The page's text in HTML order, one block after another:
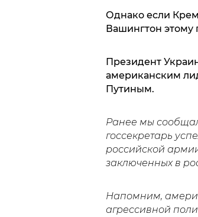
Однако если
Вашингтон этому
Президент
американским
Путиным.
Ранее мы
госсекретарь
российской
заключенных в
Напомним,
агрессивной